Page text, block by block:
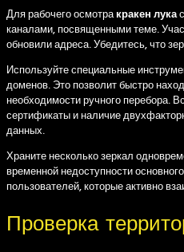
Для рабочего осмотракракен лука
каналами, посвященными теме.
обновили адреса. Убедитесь, что
Используйте специальные
доменов. Это позволит быстро
необходимости ручного перебора.
сертификаты и наличие
данных.
Храните несколько зеркал
временной недоступности
пользователей, которые активно
Проверка